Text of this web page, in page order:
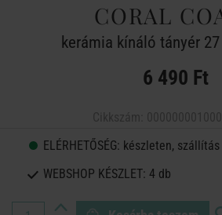
CORAL
kerámia kínáló tányér
6 490 Ft
ELÉRHETŐSÉG: készleten,
WEBSHOP KÉSZLET: 4 db